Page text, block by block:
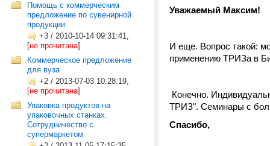
Помощь с коммерческим
предложение по сувенирной
продукции
+3 / 2010-10-14 09:31:41,
[не прочитана]
Коммерческое предложение
для вуза
+2 / 2013-07-03 10:28:19,
[не прочитана]
Упаковка продуктов на
упаковочных станках.
Сотрудничество с
супермаркетом
Уважаемый Максим!
И еще. Вопрос такой:
применению ТРИЗа в
Конечно.
ТРИЗ". Семинары с
Спасибо,